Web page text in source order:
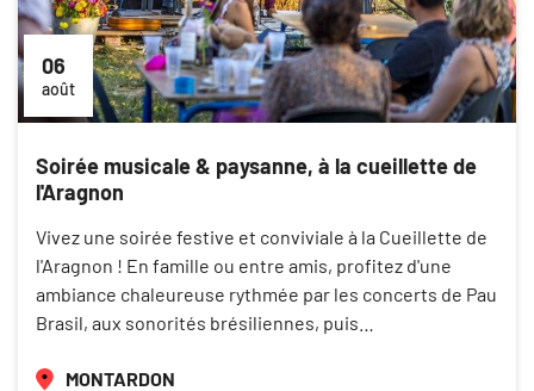
06
août
Soirée musicale & paysanne, à la cueillette de
l'Aragnon
Vivez une soirée festive et conviviale à la Cueillette de
l'Aragnon ! En famille ou entre amis, profitez d'une
ambiance chaleureuse rythmée par les concerts de Pau
Brasil, aux sonorités brésiliennes, puis…
MONTARDON